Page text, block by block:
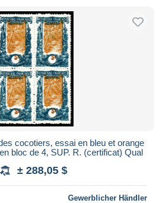
cocotiers, essai en bleu et orange
bloc de 4, SUP. R. (certificat) Qual
± 288,05 $
Gewerblicher Händler